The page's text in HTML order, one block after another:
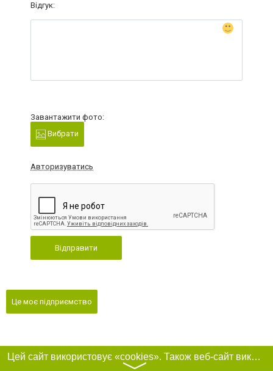
Відгук:
Завантажити фото:
Вибрати
Авторизуватись
Відправити
Це моє підприємство
Цей сайт використовує «cookies». Також веб-сайт використовує інтернет-сервіс для збору технічних даних стосовно відвідувачів з метою отримання маркетингової та статистичної інформації. Умови обробки даних відвідувачів сайту див.
〉